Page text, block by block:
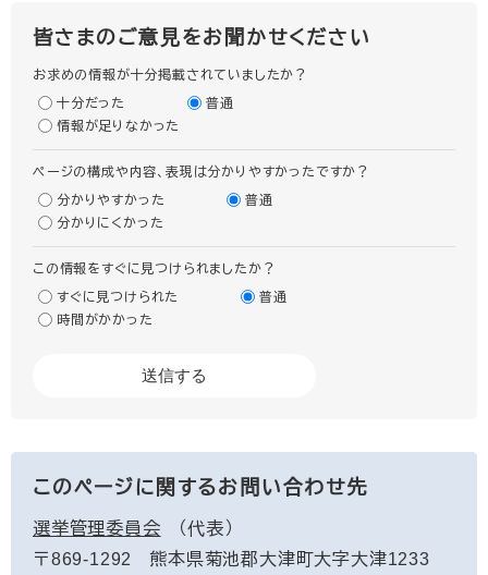
皆さまのご意見をお聞かせください
お求めの情報が十分掲載されていましたか？
十分だった
普通
情報が足りなかった
ページの構成や内容、表現は分かりやすかったですか？
分かりやすかった
普通
分かりにくかった
この情報をすぐに見つけられましたか？
すぐに見つけられた
普通
時間がかかった
このページに関するお問い合わせ先
選挙管理委員会
代表
〒869-1292
熊本県菊池郡大津町大字大津1233